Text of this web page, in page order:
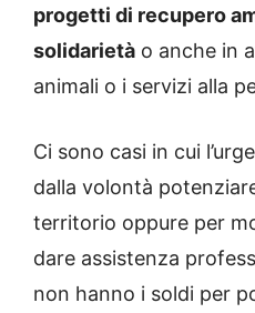
progetti di recupero
solidarietà o anche in
animali o i servizi alla
Ci sono casi in cui
dalla volontà
territorio oppure per
dare assistenza
non hanno i soldi per